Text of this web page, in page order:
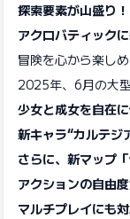
探索要素が山盛り！
アクロバティック
冒険を心から楽しめ
2025年、6月の大
少女と成女を自在
新キャラ“カルテジ
さらに、新マップ
アクションの自由
マルチプレイにも